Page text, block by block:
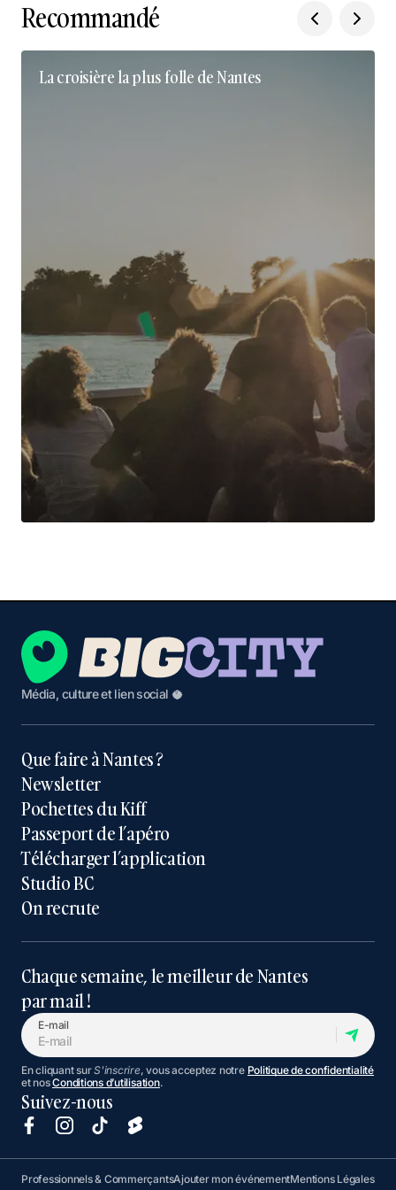
Recommandé
La croisière la plus folle de Nantes
Média, culture et lien social 🥥
Que faire à Nantes ?
Newsletter
Pochettes du Kiff
Passeport de l’apéro
Télécharger l’application
Studio BC
On recrute
Chaque semaine, le meilleur de Nantes
par mail !
E-mail
En cliquant surS'inscrire, vous acceptez notre Politique de confidentialité
et nosConditions d’utilisation.
Suivez-nous
Professionnels & CommerçantsAjouter mon événementMentions Légales